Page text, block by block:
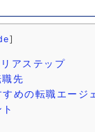
]
アステップ
先
めの転職エージ